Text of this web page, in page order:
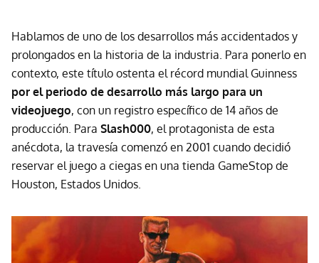
Hablamos de uno de los desarrollos más accidentados y
prolongados en la historia de la industria. Para ponerlo en
contexto, este título ostenta el récord mundial Guinness
por el periodo de desarrollo más largo para un
videojuego, con un registro específico de 14 años de
producción. Para Slash000, el protagonista de esta
anécdota, la travesía comenzó en 2001 cuando decidió
reservar el juego a ciegas en una tienda GameStop de
Houston, Estados Unidos.